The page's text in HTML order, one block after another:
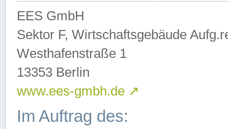
EES GmbH
Sektor F, Wirtschaftsgebäude
Westhafenstraße 1
13353 Berlin
www.ees-gmbh.de ↗
Im Auftrag des: